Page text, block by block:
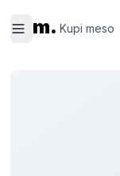
m. Kupi meso
meso